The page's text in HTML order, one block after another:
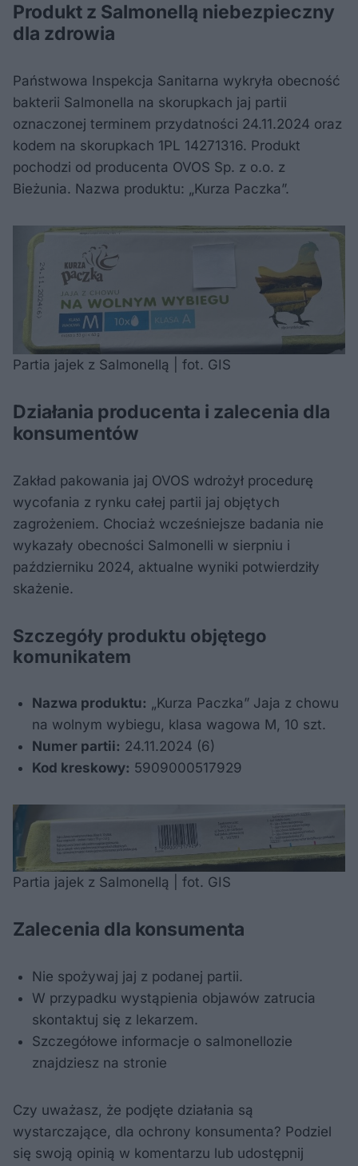
Produkt z Salmonellą niebezpieczny
dla zdrowia
Państwowa Inspekcja Sanitarna wykryła obecność
bakterii Salmonella na skorupkach jaj partii
oznaczonej terminem przydatności 24.11.2024 oraz
kodem na skorupkach 1PL 14271316. Produkt
pochodzi od producenta OVOS Sp. z o.o. z
Bieżunia. Nazwa produktu: „Kurza Paczka”.
Partia jajek z Salmonellą | fot. GIS
Działania producenta i zalecenia dla
konsumentów
Zakład pakowania jaj OVOS wdrożył procedurę
wycofania z rynku całej partii jaj objętych
zagrożeniem. Chociaż wcześniejsze badania nie
wykazały obecności Salmonelli w sierpniu i
październiku 2024, aktualne wyniki potwierdziły
skażenie.
Szczegóły produktu objętego
komunikatem
Nazwa produktu: „Kurza Paczka” Jaja z chowu
na wolnym wybiegu, klasa wagowa M, 10 szt.
Numer partii: 24.11.2024 (6)
Kod kreskowy: 5909000517929
Partia jajek z Salmonellą | fot. GIS
Zalecenia dla konsumenta
Nie spożywaj jaj z podanej partii.
W przypadku wystąpienia objawów zatrucia
skontaktuj się z lekarzem.
Szczegółowe informacje o salmonellozie
znajdziesz na stronie
Czy uważasz, że podjęte działania są
wystarczające, dla ochrony konsumenta? Podziel
się swoją opinią w komentarzu lub udostępnij